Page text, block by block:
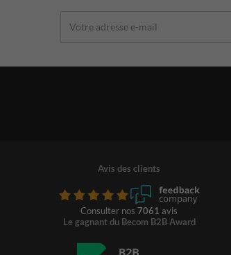
Avis des clients
Consulter nos 7061 avis
Le gagnant du Becom B2B Award